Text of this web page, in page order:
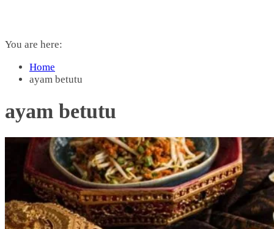
You are here:
Home
ayam betutu
ayam betutu